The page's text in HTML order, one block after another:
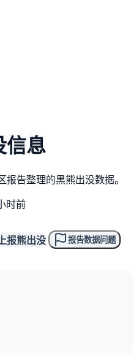
信息
告整理的黑熊出没数据。
时前
报熊出没 报告数据问题